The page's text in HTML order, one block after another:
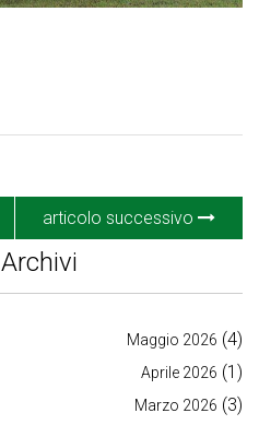
articolo successivo
Archivi
Maggio 2026 (4)
Aprile 2026 (1)
Marzo 2026 (3)